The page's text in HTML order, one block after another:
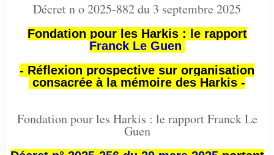
Décret n o 2025-882 du 3 septembre 2025
Fondation pour les Harkis : le rapport
Franck Le Guen
- Réflexion prospective sur organisation
consacrée à la mémoire des Harkis -
Fondation pour les Harkis : le rapport Franck Le
Guen